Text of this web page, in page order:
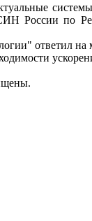
России по
ответил